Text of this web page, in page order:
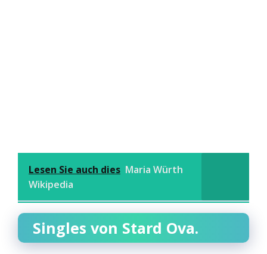
Lesen Sie auch dies Maria Würth
Wikipedia
Singles von Stard Ova.